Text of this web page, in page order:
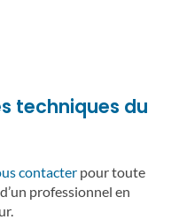
techniques du
contacter pour toute
professionnel en